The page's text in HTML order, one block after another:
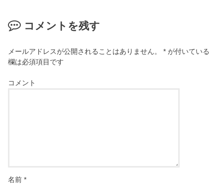
コメントを残す
メールアドレスが公開されることはありません。 * が付いている
欄は必須項目です
コメント
名前*